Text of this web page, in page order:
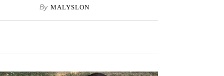
By MALYSLON